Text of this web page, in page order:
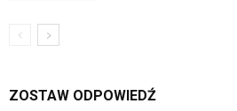
ZOSTAW ODPOWIEDŹ